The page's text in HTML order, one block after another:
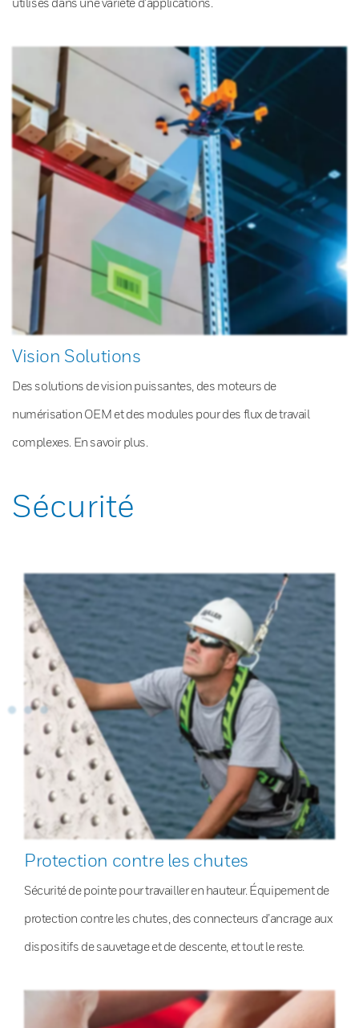
Vision Solutions
Des solutions de vision puissantes, des moteurs de
numérisation OEM et des modules pour des flux de travail
complexes. En savoir plus.
Sécurité
Protection contre les chutes
Sécurité de pointe pour travailler en hauteur. Équipement de
protection contre les chutes, des connecteurs d’ancrage aux
dispositifs de sauvetage et de descente, et tout le reste.